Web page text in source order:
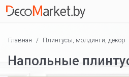
Главная / Плинтусы, молдинги, декор
Напольные